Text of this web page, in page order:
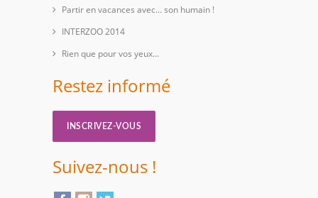
Partir en vacances avec… son humain !
INTERZOO 2014
Rien que pour vos yeux...
Restez informé
INSCRIVEZ-VOUS
Suivez-nous !